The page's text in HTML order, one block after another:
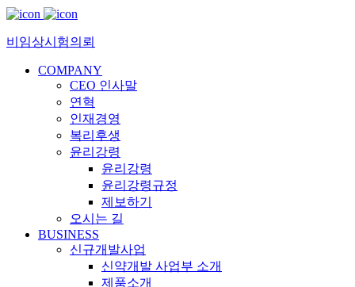
비임상시험의뢰
COMPANY
CEO 인사말
연혁
인재경영
복리후생
윤리강령
윤리강령
윤리강령규정
제보하기
오시는 길
BUSINESS
신규개발사업
신약개발 사업부 소개
제품소개